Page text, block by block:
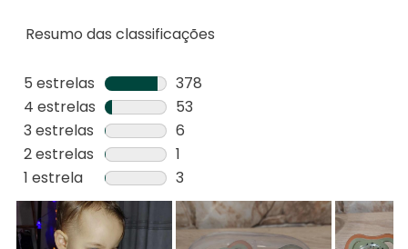
Resumo das classificações
5 estrelas estrelas
378
378
análises
com
5
4 estrelas estrelas
53
53
análises
com
estrelas.
3 estrelas estrelas
6
6
análises
com
3
estrelas.
2 estrelas estrelas
1
1
análise
com
1 estrela estrelas
3
3
análises
com